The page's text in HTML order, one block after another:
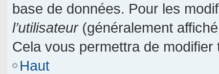
base de données. Pour les
l’utilisateur(généralement
Cela vous permettra de
Haut